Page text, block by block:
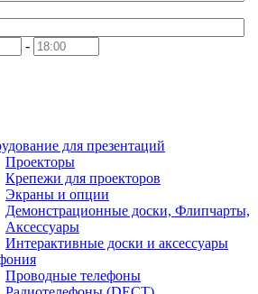
-
для презентаций
Проекторы
Крепежи для проекторов
Экраны и опции
Демонстрационные доски, Флипчарты,
Аксессуары
Интерактивные доски и аксессуары
Проводные телефоны